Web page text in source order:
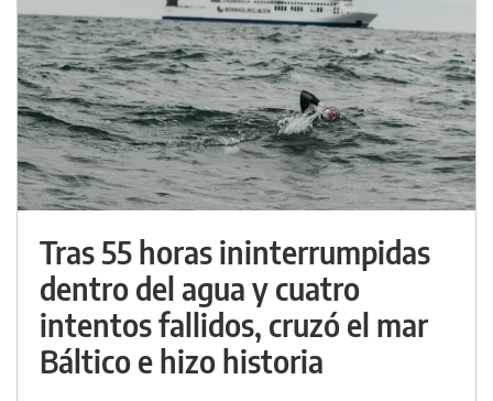
Tras 55 horas ininterrumpidas
dentro del agua y cuatro
intentos fallidos, cruzó el mar
Báltico e hizo historia